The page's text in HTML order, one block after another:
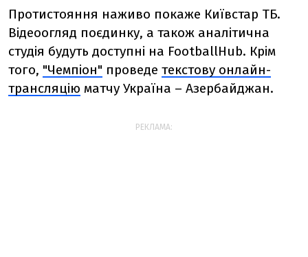
Протистояння наживо покаже Київстар ТБ.
Відеоогляд поєдинку, а також аналітична
студія будуть доступні на FootballHub. Крім
того, "Чемпіон" проведе текстову онлайн-
трансляцію матчу Україна – Азербайджан.
РЕКЛАМА: